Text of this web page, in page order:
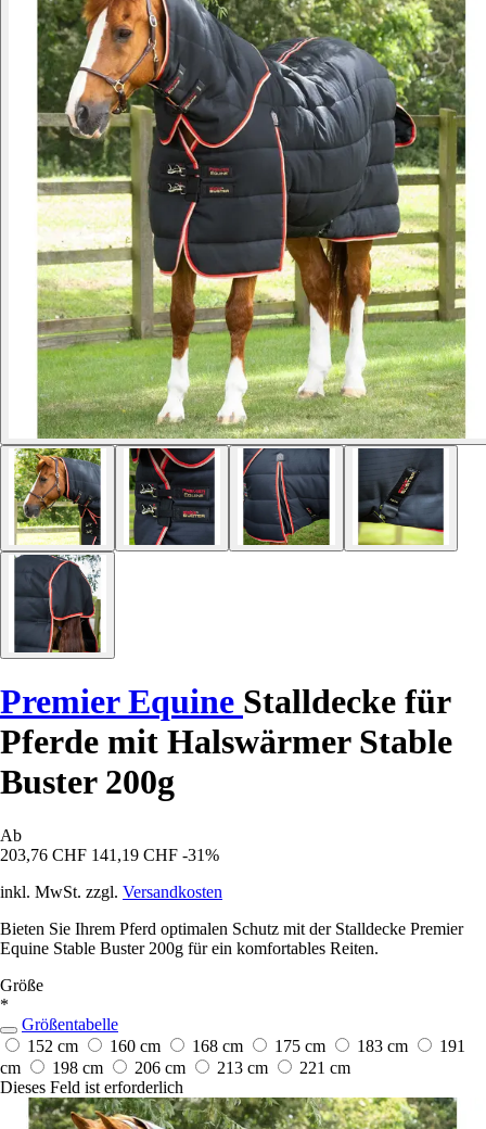
Premier Equine Stalldecke für
Pferde mit Halswärmer Stable
Buster 200g
Ab
203,76 CHF 141,19 CHF -31%
inkl. MwSt. zzgl. Versandkosten
Bieten Sie Ihrem Pferd optimalen Schutz mit der Stalldecke Premier
Equine Stable Buster 200g für ein komfortables Reiten.
Größe
*
Größentabelle
152 cm
160 cm 168 cm 175 cm 183 cm
191
cm
198 cm 206 cm 213 cm
221 cm
Dieses Feld ist erforderlich